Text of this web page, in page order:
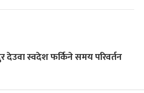
देउवा स्वदेश फर्किने समय परिवर्तन